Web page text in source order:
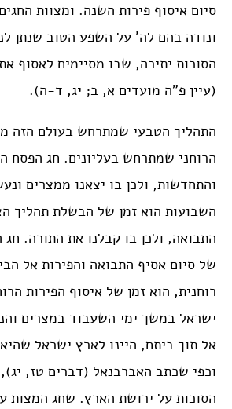
סיום איסוף פירות השנה. ומצוות
ונודה בהם לה’ על השפע הטוב שנתן
הסוכות יתירה, שבו מסיימים לאסוף
(עיין פ”ה מועדים א, ב; יג, ד-ה).
התהליך הטבעי שמתרחש בעולם הזה
הרוחני שמתרחש בעליונים. חג הפסח
והתחדשות, ולכן בו יצאנו ממצרים
השבועות הוא זמן של הבשלת תהליך
התבואה, ולכן בו קבלנו את התורה. חג
של סיום אסיף התבואה והפירות אל
רוחנית, הוא זמן של איסוף הפירות
ישראל במשך ימי השעבוד במצרים
אל תוך ביתם, היינו לארץ ישראל
וכפי שכתב האברבנאל (דברים טז,
הסוכות על ירושת הארץ. שחג המצות